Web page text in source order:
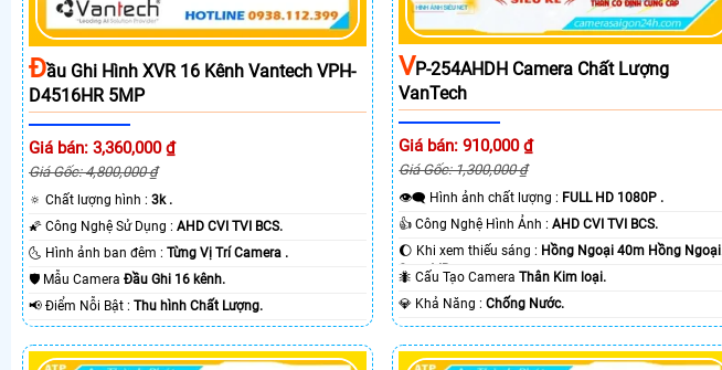
ĐẦu Ghi Hình XVR 16 Kênh Vantech VPH-
D4516HR 5MP
Giá bán: 3,360,000 ₫
Giá Gốc: 4,800,000 ₫
🔅 Chất lượng hình : 3k .
🌠 Công Nghệ Sử Dụng : AHD CVI TVI BCS.
🌜 Hình ảnh ban đêm : Từng Vị Trí Camera .
🛡 Mẫu Camera Đầu Ghi 16 kênh.
️📢 Điểm Nỗi Bật : Thu hình Chất Lượng.
VP-254AHDH Camera Chất Lượng
VanTech
Giá bán: 910,000 ₫
Giá Gốc: 1,300,000 ₫
👁️‍🗨 Hình ảnh chất lượng : FULL HD 1080P .
👍 Công Nghệ Hình Ảnh :AHD CVI TVI BCS.
🌔 Khi xem thiếu sáng : Hồng Ngoại 40m Hồng Ngoại
Smart IR.
🐜 Cấu Tạo CameraThân Kim loại.
️💎 Khả Năng :Chống Nước.